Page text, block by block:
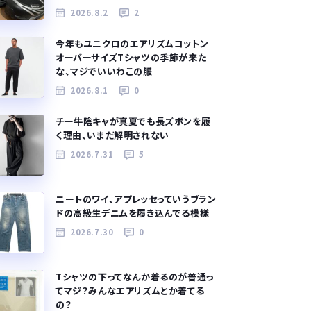
2026.8.2 2
今年もユニクロのエアリズムコットン
オーバーサイズTシャツの季節が来た
な、マジでいいわこの服
2026.8.1 0
チー牛陰キャが真夏でも長ズボンを履
く理由、いまだ解明されない
2026.7.31 5
ニートのワイ、アプレッセっていうブラン
ドの高級生デニムを履き込んでる模様
2026.7.30 0
Tシャツの下ってなんか着るのが普通っ
てマジ？みんなエアリズムとか着てる
の？